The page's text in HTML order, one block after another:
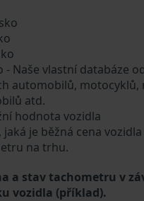
- Naše vlastní databáze
automobilů, motocyklů,
atd.
hodnota vozidla
jaká je běžná cena
na trhu.
a stav tachometru v
vozidla (příklad).